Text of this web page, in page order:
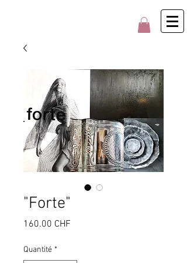
"Forte"
160.00 CHF
Quantité *